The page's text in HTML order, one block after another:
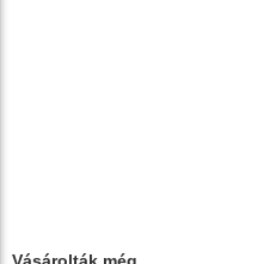
Vásárolták még